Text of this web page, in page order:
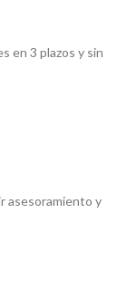
en 3 plazos y sin
asesoramiento y